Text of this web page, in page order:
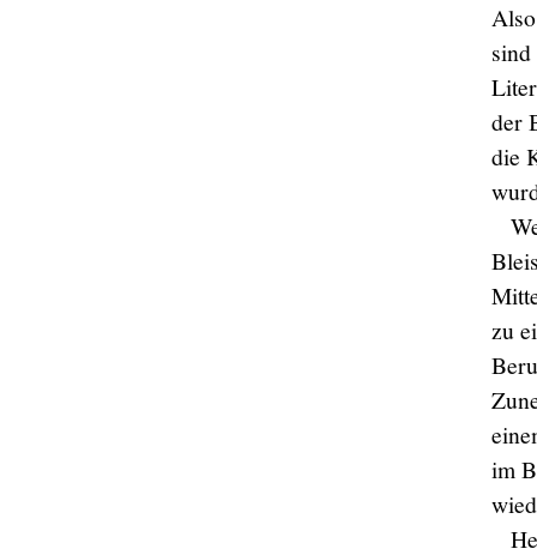
der
die
zu
im